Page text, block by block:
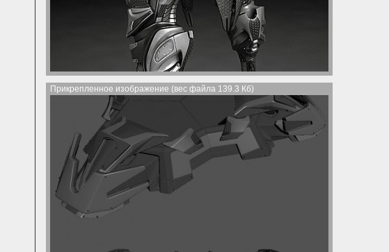
Прикрепленное изображение (вес файла 139.3 Кб)